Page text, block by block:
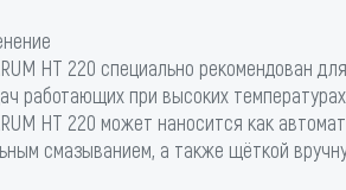
HT 220 специально рекомендован
работающих при высоких
HT 220 может наносится как
смазыванием, а также щёткой